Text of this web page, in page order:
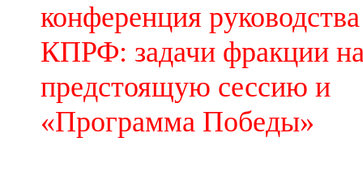
конференция руководства
КПРФ: задачи фракции
предстоящую сессию и
«Программа Победы»